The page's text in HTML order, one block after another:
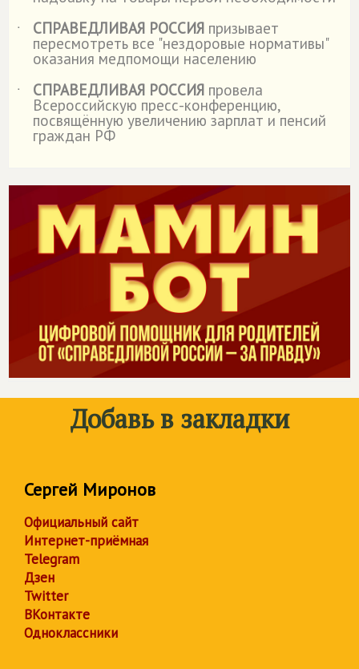
˙
СПРАВЕДЛИВАЯ РОССИЯ призывает
пересмотреть все "нездоровые нормативы"
оказания медпомощи населению
˙
СПРАВЕДЛИВАЯ РОССИЯ провела
Всероссийскую пресс-конференцию,
посвящённую увеличению зарплат и пенсий
граждан РФ
Добавь в закладки
Сергей Миронов
Официальный сайт
Интернет-приёмная
Telegram
Дзен
Twitter
ВКонтакте
Одноклассники